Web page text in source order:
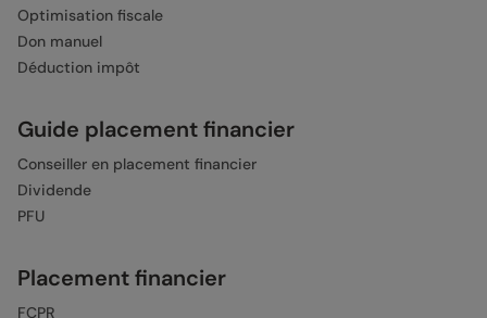
Optimisation fiscale
Don manuel
Déduction impôt
Guide placement financier
Conseiller en placement financier
Dividende
PFU
Placement financier
FCPR